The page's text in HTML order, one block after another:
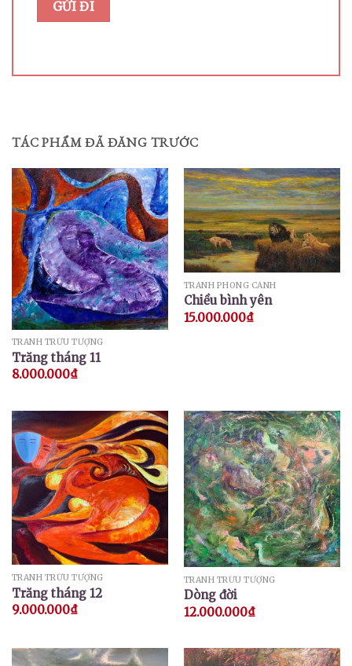
TÁC PHẨM ĐÃ ĐĂNG TRƯỚC
TRANH TRỪU TƯỢNG
Trăng tháng 11
8.000.000₫
TRANH PHONG CẢNH
Chiều bình yên
15.000.000₫
TRANH TRỪU TƯỢNG
Trăng tháng 12
9.000.000₫
TRANH TRỪU TƯỢNG
Dòng đời
12.000.000₫